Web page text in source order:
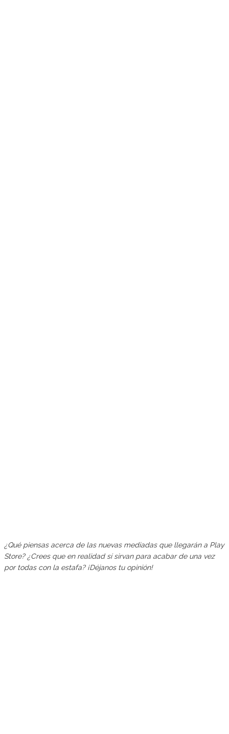
¿Qué piensas acerca de las nuevas mediadas que llegarán a Play
Store? ¿Crees que en realidad sí sirvan para acabar de una vez
por todas con la estafa? ¡Déjanos tu opinión!